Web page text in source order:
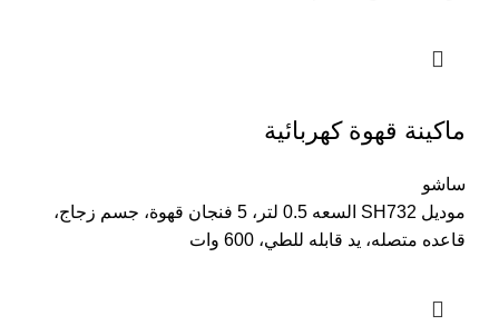
ماكينة قهوة كهربائية
ساشو
موديل SH732 السعه 0.5 لتر، 5 فنجان قهوة، جسم زجاج،
قاعده متصله، يد قابله للطي، 600 وات